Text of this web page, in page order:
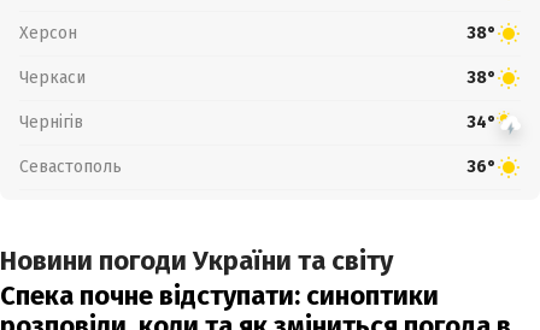
Херсон 38°
Черкаси 38°
Чернігів 34°
Севастополь 36°
Новини погоди України та світу
Спека почне відступати: синоптики